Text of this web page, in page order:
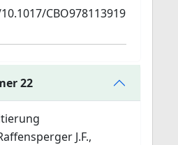
CBO978113919
22
J.F.,